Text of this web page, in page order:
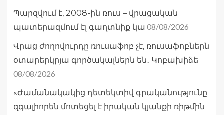
Պարզվում է, 2008-ին ռուս – վրացական
պատերազմում էլ գաղտնիք կա 08/08/2026
Վրաց ժողովուրդը ռուսաֆոբ չէ, ռուսաֆոբներն
օտարերկրյա գործակալներն են․ Կոբախիձե
08/08/2026
«Ժամանակակից դետեկտիվ գրականությունը
զգալիորեն մոտեցել է իրական կյանքի ռիթմին